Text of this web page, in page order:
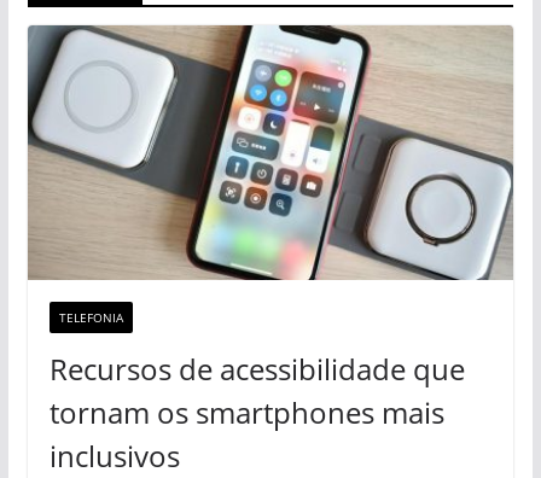
TELEFONIA
Recursos de acessibilidade que
tornam os smartphones mais
inclusivos